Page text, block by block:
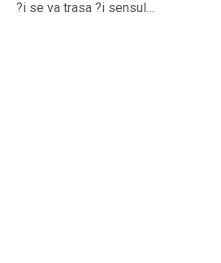
?i se va trasa ?i sensul…